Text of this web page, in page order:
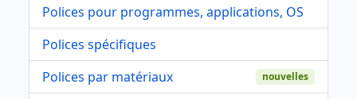
Polices pour programmes, applications, OS
Polices spécifiques
Polices par matériaux
nouvelles